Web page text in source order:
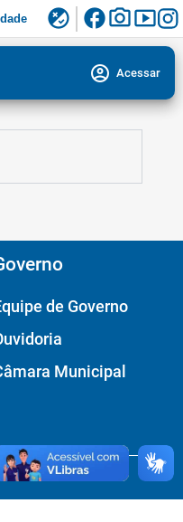
flaky facebookphoto_camerasmart_display
account_circle Acessar
de Governo
Municipal